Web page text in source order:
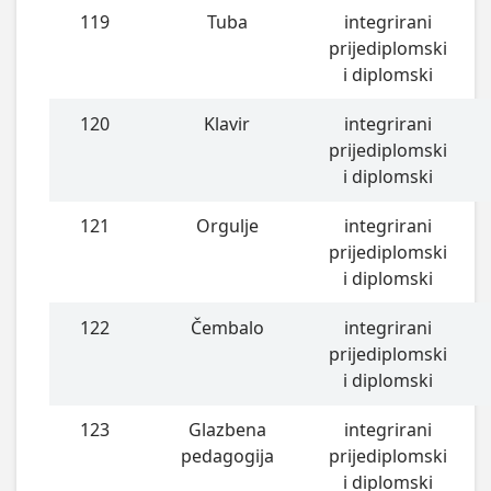
119 Tuba
integrirani
prijediplomski
i diplomski
120 Klavir
integrirani
prijediplomski
i diplomski
121 Orgulje
integrirani
prijediplomski
i diplomski
122 Čembalo
integrirani
prijediplomski
i diplomski
123
Glazbena
pedagogija
integrirani
prijediplomski
i diplomski